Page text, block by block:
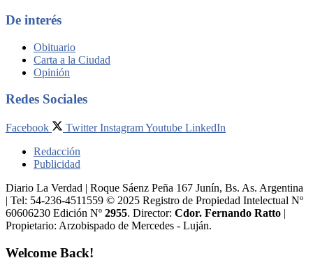
De interés
Obituario
Carta a la Ciudad
Opinión
Redes Sociales
Facebook Twitter InstagramYoutube LinkedIn
Redacción
Publicidad
Diario La Verdad | Roque Sáenz Peña 167 Junín, Bs. As. Argentina
| Tel: 54-236-4511559 © 2025 Registro de Propiedad Intelectual Nº
60606230 Edición Nº 2955. Director:​ Cdor. Fernando Ratto |
Propietario:​ Arzobispado de Mercedes - Luján.
Welcome Back!